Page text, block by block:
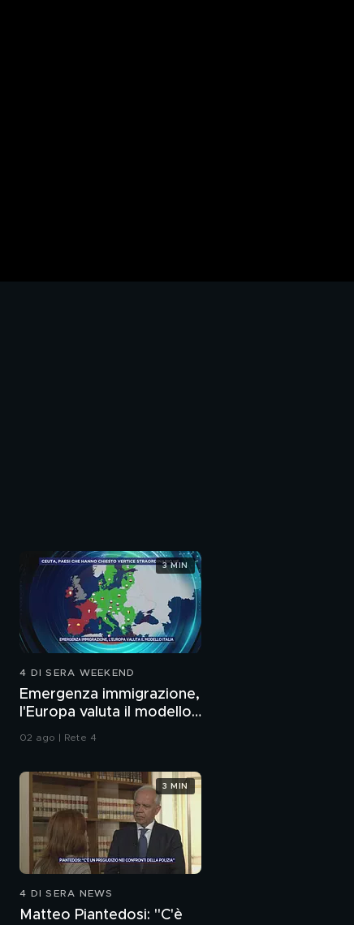
4 DI SERA WEEKEND
Emergenza immigrazione,
l'Europa valuta il modello
02 ago | Rete 4
3 MIN
4 DI SERA NEWS
Matteo Piantedosi: "C'è
3 MIN